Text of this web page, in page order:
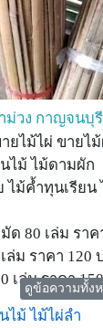
(มีแอด
jKo7rhR
สาน
งบ้าน #รั้วไม้
ผ่รวก #บ้านแ
ม่วง กาญจนบุรี
ยไม้ไผ่ ขายไ
ไม้ ไม้ดามผัก
ไม้ค้ำทุนเรีย
ด 80 เล่ม รา
ล่ม ราคา 120
เล่ม ราคา
ญจนบุรี โทร
ดูข้อความทั้ง
ไม้ ไม้ไผ่ลำ